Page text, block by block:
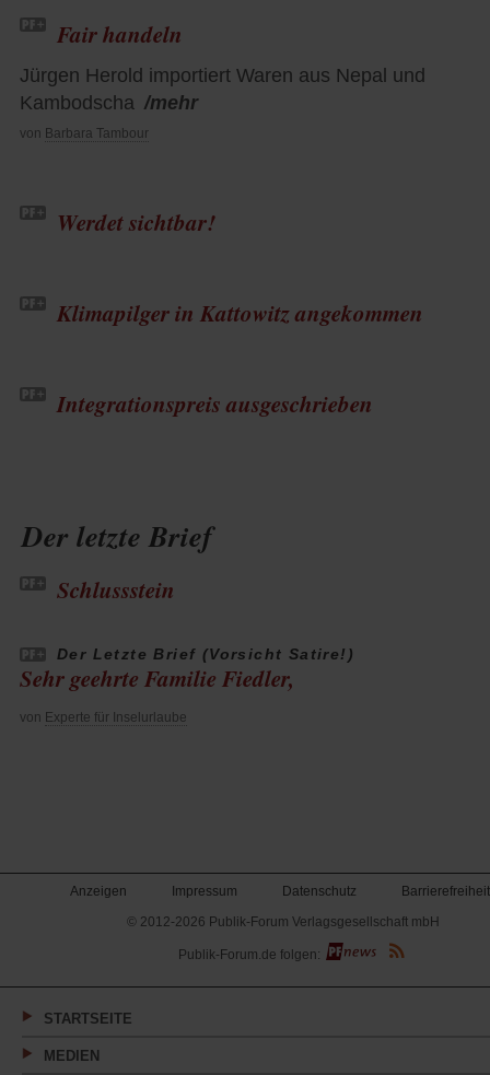
Fair handeln
Jürgen Herold importiert Waren aus Nepal und
Kambodscha /mehr
von Barbara Tambour
Werdet sichtbar!
Klimapilger in Kattowitz angekommen
Integrationspreis ausgeschrieben
Der letzte Brief
Schlussstein
Der Letzte Brief (Vorsicht Satire!)
Sehr geehrte Familie Fiedler,
von Experte für Inselurlaube
Anzeigen Impressum Datenschutz
Barrierefreiheit
© 2012-2026 Publik-Forum Verlagsgesellschaft mbH
(Öffnet
in
neuen
Publik-Forum.de folgen:
STARTSEITE
MEDIEN